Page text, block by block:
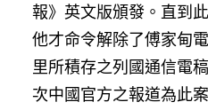
報》英文版頒發。直到
他才命令解除了傅家甸
里所積存之列國通信電
次中國官方之報道為此